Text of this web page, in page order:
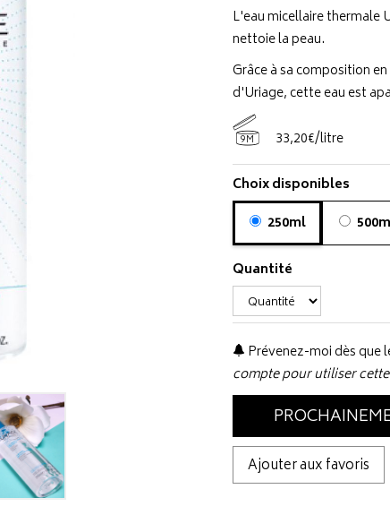
L'eau micellaire thermale
nettoie la peau.
Grâce à sa composition
d'Uriage, cette eau est
9M 33,20€/litre
Choix disponibles
250ml
Quantité
Prévenez-moi dès que
compte pour utiliser
Ajouter aux favoris